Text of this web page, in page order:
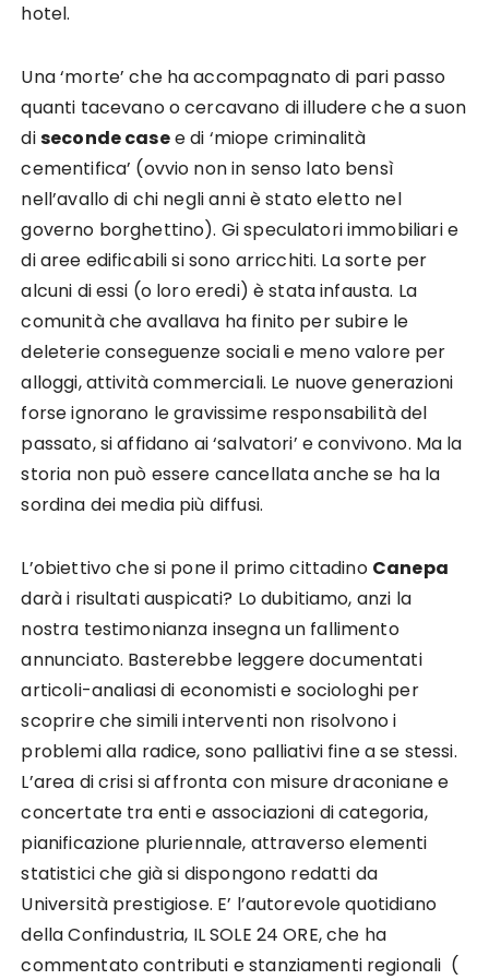
hotel.
Una ‘morte’ che ha accompagnato di pari passo
quanti tacevano o cercavano di illudere che a suon
diseconde casee di ‘miope criminalità
cementifica’ (ovvio non in senso lato bensì
nell’avallo di chi negli anni è stato eletto nel
governo borghettino). Gi speculatori immobiliari e
di aree edificabili si sono arricchiti. La sorte per
alcuni di essi (o loro eredi) è stata infausta. La
comunità che avallava ha finito per subire le
deleterie conseguenze sociali e meno valore per
alloggi, attività commerciali. Le nuove generazioni
forse ignorano le gravissime responsabilità del
passato, si affidano ai ‘salvatori’ e convivono. Ma la
storia non può essere cancellata anche se ha la
sordina dei media più diffusi.
L’obiettivo che si pone il primo cittadino Canepa
darà i risultati auspicati? Lo dubitiamo, anzi la
nostra testimonianza insegna un fallimento
annunciato. Basterebbe leggere documentati
articoli-analiasi di economisti e sociologhi per
scoprire che simili interventi non risolvono i
problemi alla radice, sono palliativi fine a se stessi.
L’area di crisi si affronta con misure draconiane e
concertate tra enti e associazioni di categoria,
pianificazione pluriennale, attraverso elementi
statistici che già si dispongono redatti da
Università prestigiose. E’ l’autorevole quotidiano
della Confindustria, IL SOLE 24 ORE, che ha
commentato contributi e stanziamenti regionali (